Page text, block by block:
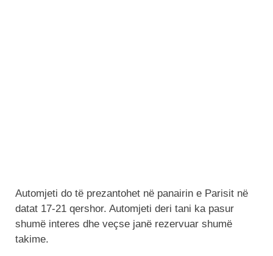
Automjeti do të prezantohet në panairin e Parisit në
datat 17-21 qershor. Automjeti deri tani ka pasur
shumë interes dhe veçse janë rezervuar shumë
takime.